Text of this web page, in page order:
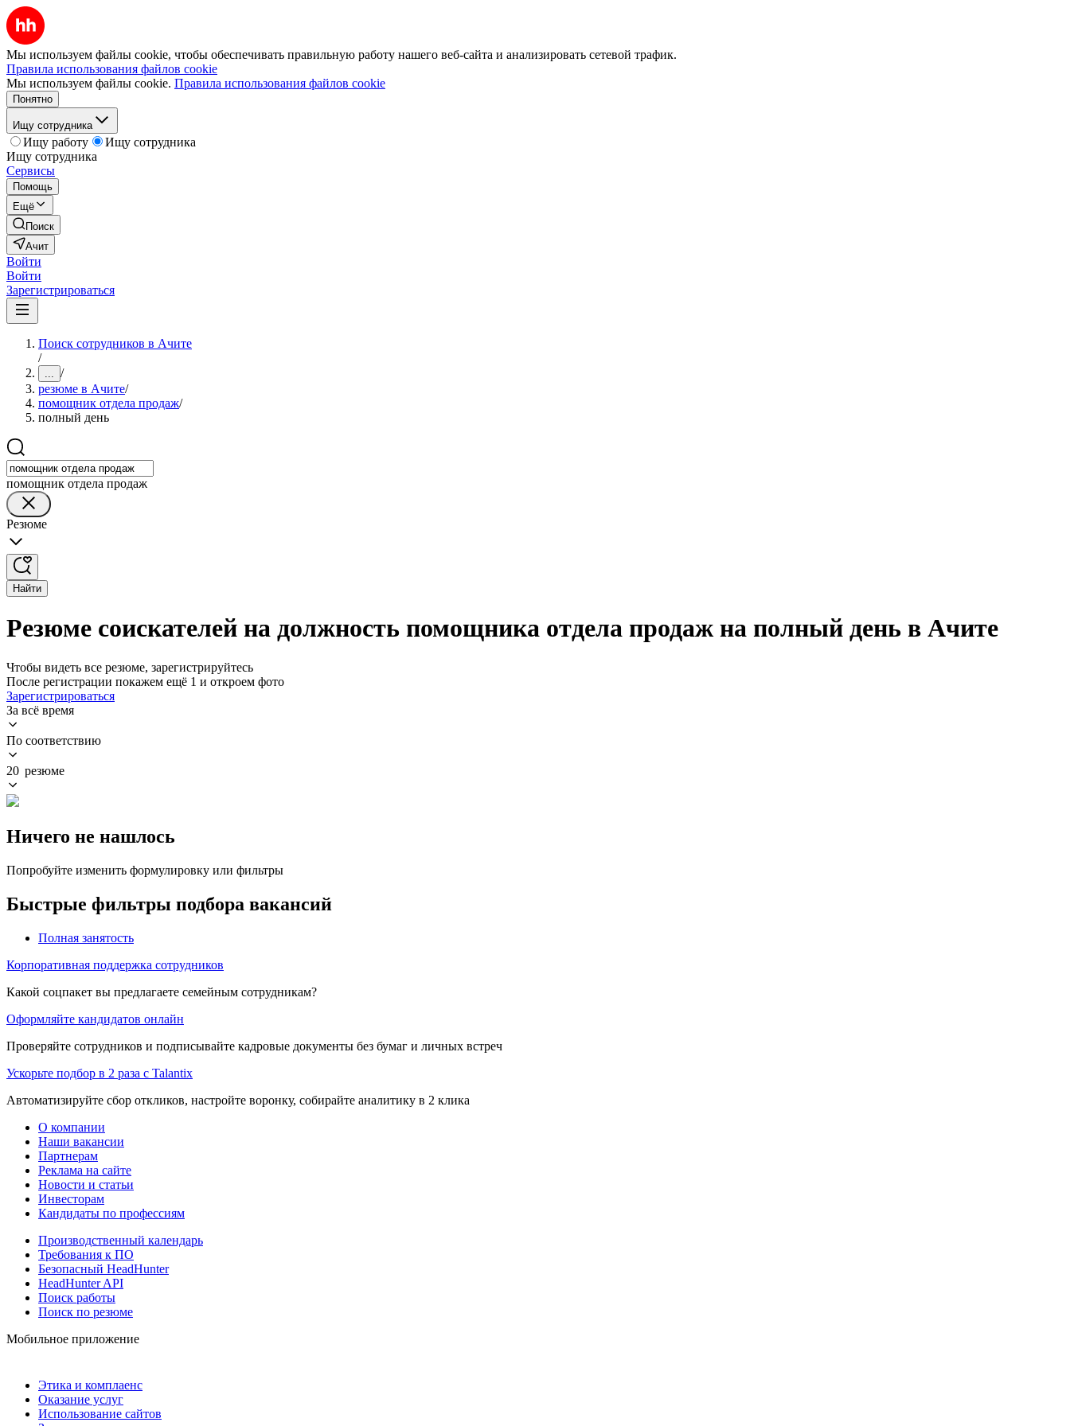
Мы используем файлы cookie, чтобы обеспечивать правильную работу нашего веб-сайта и анализировать сетевой трафик.
Правила использования файлов cookie
Мы используем файлы cookie. Правила использования файлов cookie
Понятно
Ищу сотрудника
Ищу работу
Ищу сотрудника
Ищу сотрудника
Сервисы
Помощь
Ещё
Поиск
Ачит
Войти
Войти
Зарегистрироваться
Поиск сотрудников в Ачите
/
... /
резюме в Ачите/
помощник отдела продаж/
полный день
помощник отдела продаж
Резюме
Найти
Резюме соискателей на должность помощника отдела продаж на полный день в Ачите
Чтобы видеть все резюме, зарегистрируйтесь
После регистрации покажем ещё 1 и откроем фото
Зарегистрироваться
За всё время
По соответствию
20 резюме
Ничего не нашлось
Попробуйте изменить формулировку или фильтры
Быстрые фильтры подбора вакансий
Полная занятость
Корпоративная поддержка сотрудников
Какой соцпакет вы предлагаете семейным сотрудникам?
Оформляйте кандидатов онлайн
Проверяйте сотрудников и подписывайте кадровые документы без бумаг и личных встреч
Ускорьте подбор в 2 раза с Talantix
Автоматизируйте сбор откликов, настройте воронку, собирайте аналитику в 2 клика
О компании
Наши вакансии
Партнерам
Реклама на сайте
Новости и статьи
Инвесторам
Кандидаты по профессиям
Производственный календарь
Требования к ПО
Безопасный HeadHunter
HeadHunter API
Поиск работы
Поиск по резюме
Мобильное приложение
Этика и комплаенс
Оказание услуг
Использование сайтов